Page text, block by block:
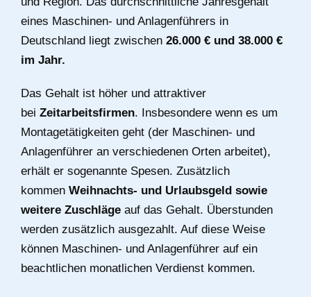
eines Maschinen- und Anlagenführers in
Deutschland liegt zwischen 26.000 € und 38.000 €
im Jahr.
Das Gehalt ist höher und attraktiver
bei Zeitarbeitsfirmen. Insbesondere wenn es um
Montagetätigkeiten geht (der Maschinen- und
Anlagenführer an verschiedenen Orten arbeitet),
erhält er sogenannte Spesen. Zusätzlich
kommen Weihnachts- und Urlaubsgeld sowie
weitere Zuschläge auf das Gehalt. Überstunden
werden zusätzlich ausgezahlt. Auf diese Weise
können Maschinen- und Anlagenführer auf ein
beachtlichen monatlichen Verdienst kommen.